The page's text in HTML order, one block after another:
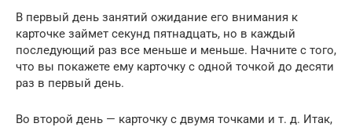
В первый день занятий ожидание его внимания к
карточке займет секунд пятнадцать, но в каждый
последующий раз все меньше и меньше. Начните с того,
что вы покажете ему карточку с одной точкой до десяти
раз в первый день.
Во второй день — карточку с двумя точками и т. д. Итак,